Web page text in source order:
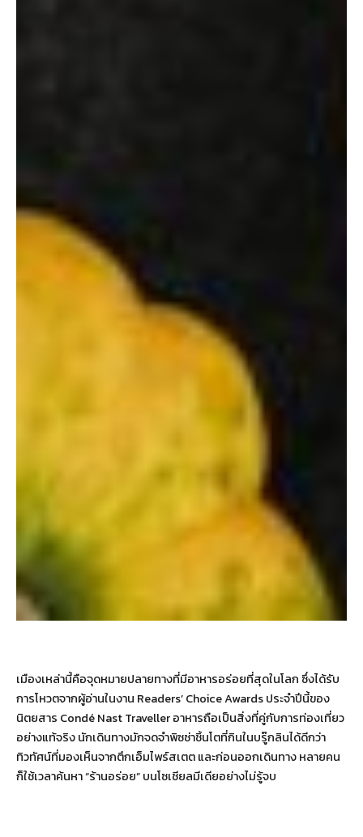
เมืองเหล่านี้คือจุดหมายปลายทางที่มีอาหารอร่อยที่สุดในโลก ซึ่งได้รับ
การโหวตจากผู้อ่านในงาน Readers’ Choice Awards ประจำปีนี้ของ
นิตยสาร Condé Nast Traveller อาหารถือเป็นสิ่งที่คู่กับการท่องเที่ยว
อย่างแท้จริง นักเดินทางมักจดจำพิซซ่าชิ้นโตที่กินในบรู๊กลินได้ดีกว่า
ทิวทัศน์ที่มองเห็นจากตึกเอ็มไพร์สเตต และก่อนออกเดินทาง หลายคน
ก็ใช้เวลาค้นหา “ร้านอร่อย” บนโซเชียลมีเดียอย่างไม่รู้จบ